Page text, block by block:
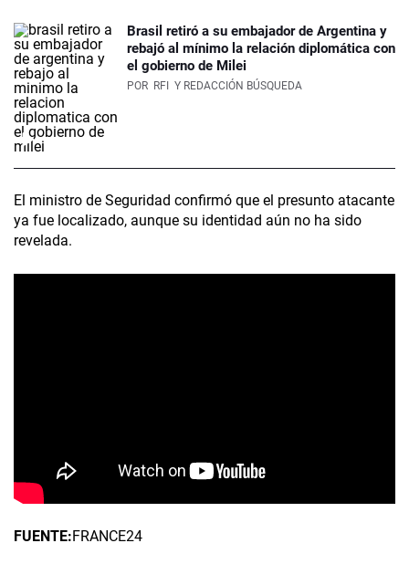
Brasil retiró a su embajador de Argentina y
rebajó al mínimo la relación diplomática con
el gobierno de Milei
POR RFI Y REDACCIÓN BÚSQUEDA
El ministro de Seguridad confirmó que el presunto atacante
ya fue localizado, aunque su identidad aún no ha sido
revelada.
FUENTE:FRANCE24